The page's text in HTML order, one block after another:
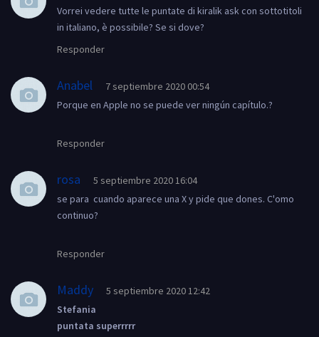
Vorrei vedere tutte le puntate di kiralik ask con sottotitoli
in italiano, è possibile? Se si dove?
Responder
Anabel
7 septiembre 2020 00:54
Porque en Apple no se puede ver ningún capítulo.?
Responder
rosa
5 septiembre 2020 16:04
se para cuando aparece una X y pide que dones. C'omo
continuo?
Responder
Maddy
5 septiembre 2020 12:42
Stefania
puntata superrrrr